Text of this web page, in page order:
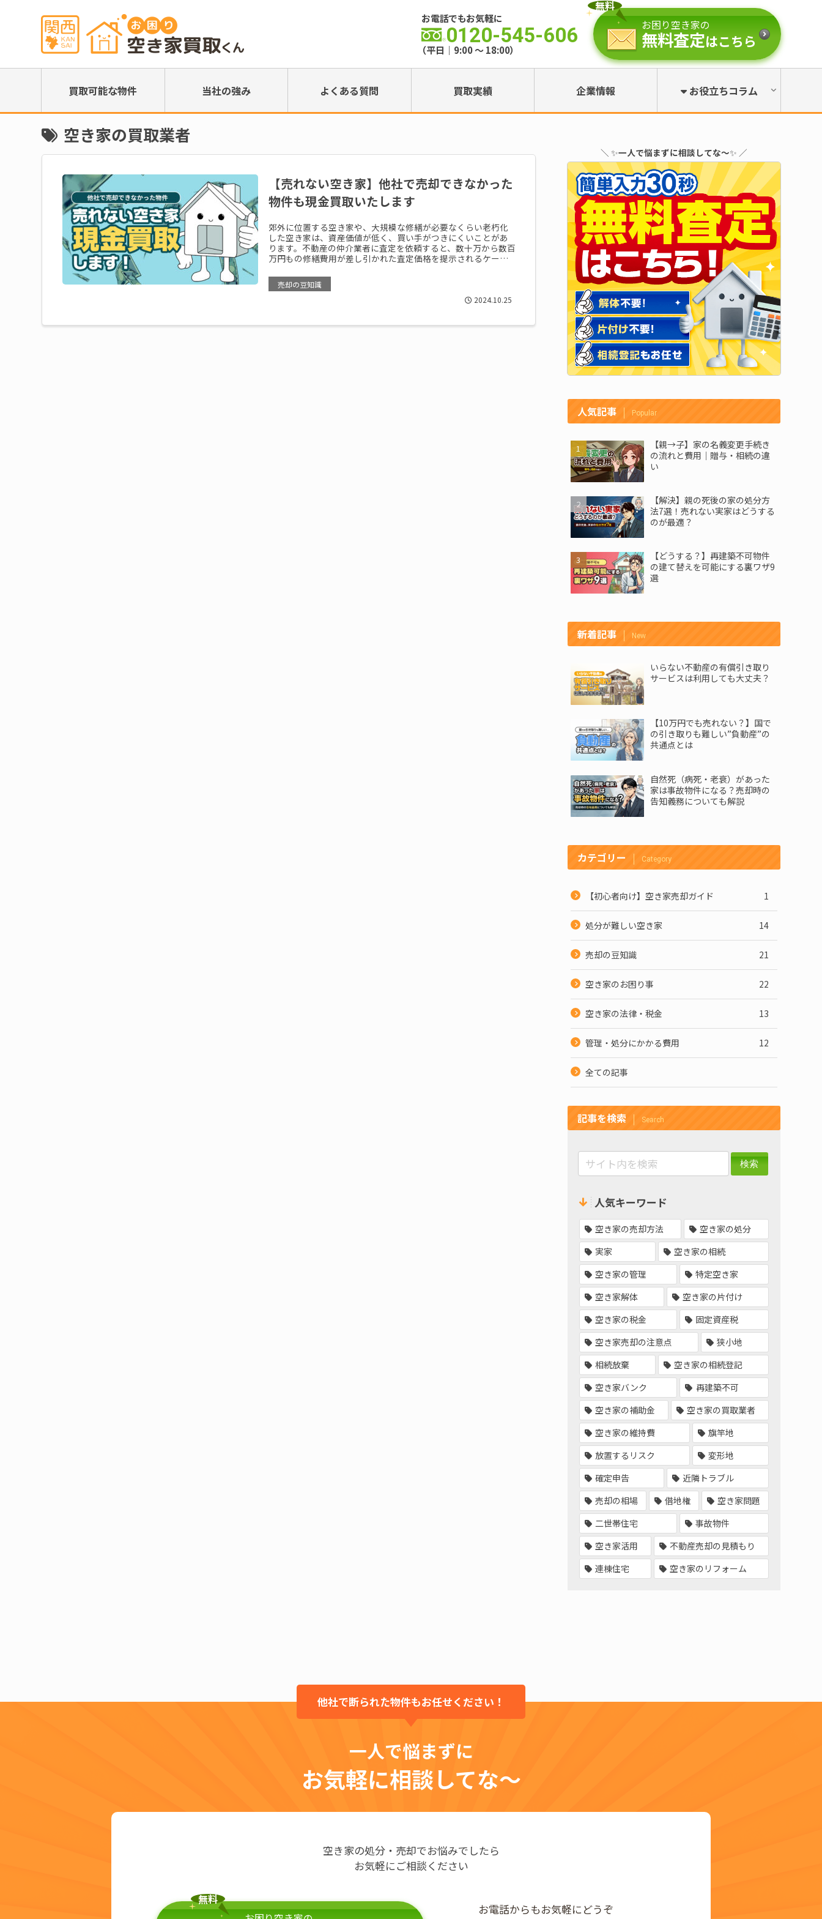
お電話でもお気軽に
0120-545-606
（平日｜9:00 ～ 18:00）
無料
お困り空き家の
無料査定はこちら
買取可能な物件 当社の強み よくある質問 買取実績 企業情報 お役立ちコラム
空き家の買取業者
【売れない空き家】他社で売却できなかった
物件も現金買取いたします
郊外に位置する空き家や、大規模な修繕が必要なくらい老朽化
した空き家は、資産価値が低く、買い手がつきにくいことがあ
ります。不動産の仲介業者に査定を依頼すると、数十万から数百
万円もの修繕費用が差し引かれた査定価格を提示されるケース
売却の豆知識
2024.10.25
＼ ✨一人で悩まずに相談してな～✨ ／
人気記事 Popular
【親→子】家の名義変更手続き
の流れと費用｜贈与・相続の違
い
【解決】親の死後の家の処分方
法7選！売れない実家はどうする
のが最適？
【どうする？】再建築不可物件
の建て替えを可能にする裏ワザ9
選
新着記事 New
いらない不動産の有償引き取り
サービスは利用しても大丈夫？
【10万円でも売れない？】国で
の引き取りも難しい”負動産”の
共通点とは
自然死（病死・老衰）があった
家は事故物件になる？売却時の
告知義務についても解説
カテゴリー Category
【初心者向け】空き家売却ガイド 1
処分が難しい空き家 14
売却の豆知識 21
空き家のお困り事 22
空き家の法律・税金 13
管理・処分にかかる費用 12
全ての記事
記事を検索 Search
人気キーワード
空き家の売却方法
空き家の処分
実家
空き家の相続
空き家の管理
特定空き家
空き家解体
空き家の片付け
空き家の税金
固定資産税
空き家売却の注意点
狭小地
相続放棄
空き家の相続登記
空き家バンク
再建築不可
空き家の補助金
空き家の買取業者
空き家の維持費
旗竿地
放置するリスク
変形地
確定申告
近隣トラブル
売却の相場
借地権
空き家問題
二世帯住宅
事故物件
空き家活用
不動産売却の見積もり
連棟住宅
空き家のリフォーム
他社で断られた物件もお任せください！
一人で悩まずに
お気軽に相談してな～
空き家の処分・売却でお悩みでしたら
お気軽にご相談ください
無料
お電話からもお気軽にどうぞ